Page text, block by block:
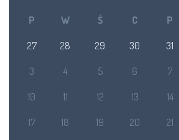
P W Ś C P
27 28 29 30 31
3 4 5 6 7
10 11 12 13 14
17 18 19 20 21